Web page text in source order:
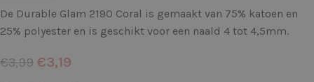
De Durable Glam 2190 Coral is gemaakt van 75% katoen en
25% polyester en is geschikt voor een naald 4 tot 4,5mm.
€3,99 €3,19